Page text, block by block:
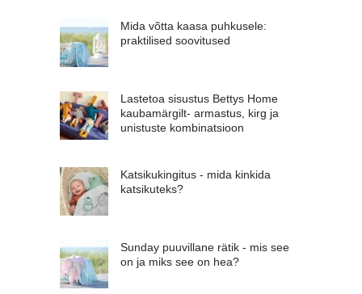
Mida võtta kaasa puhkusele:
praktilised soovitused
Lastetoa sisustus Bettys Home
kaubamärgilt- armastus, kirg ja
unistuste kombinatsioon
Katsikukingitus - mida kinkida
katsikuteks?
Sunday puuvillane rätik - mis see
on ja miks see on hea?